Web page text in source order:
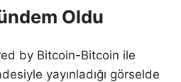
Oldu
by Bitcoin-Bitcoin ile
yayınladığı görselde